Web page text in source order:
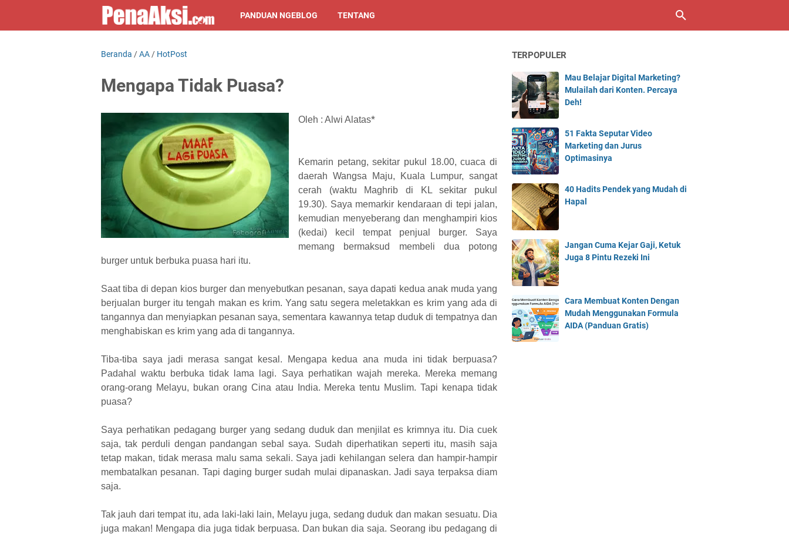
PANDUAN NGEBLOG TENTANG
Beranda /AA / HotPost
Mengapa Tidak Puasa?
Oleh : Alwi Alatas*
Kemarin petang, sekitar pukul 18.00, cuaca di
daerah Wangsa Maju, Kuala Lumpur, sangat
cerah (waktu Maghrib di KL sekitar pukul
19.30). Saya memarkir kendaraan di tepi jalan,
kemudian menyeberang dan menghampiri kios
(kedai) kecil tempat penjual burger. Saya
memang bermaksud membeli dua potong
burger untuk berbuka puasa hari itu.
Saat tiba di depan kios burger dan menyebutkan pesanan, saya dapati kedua anak muda yang
berjualan burger itu tengah makan es krim. Yang satu segera meletakkan es krim yang ada di
tangannya dan menyiapkan pesanan saya, sementara kawannya tetap duduk di tempatnya dan
menghabiskan es krim yang ada di tangannya.
Tiba-tiba saya jadi merasa sangat kesal. Mengapa kedua ana muda ini tidak berpuasa?
Padahal waktu berbuka tidak lama lagi. Saya perhatikan wajah mereka. Mereka memang
orang-orang Melayu, bukan orang Cina atau India. Mereka tentu Muslim. Tapi kenapa tidak
puasa?
Saya perhatikan pedagang burger yang sedang duduk dan menjilat es krimnya itu. Dia cuek
saja, tak perduli dengan pandangan sebal saya. Sudah diperhatikan seperti itu, masih saja
tetap makan, tidak merasa malu sama sekali. Saya jadi kehilangan selera dan hampir-hampir
membatalkan pesanan. Tapi daging burger sudah mulai dipanaskan. Jadi saya terpaksa diam
saja.
Tak jauh dari tempat itu, ada laki-laki lain, Melayu juga, sedang duduk dan makan sesuatu. Dia
juga makan! Mengapa dia juga tidak berpuasa. Dan bukan dia saja. Seorang ibu pedagang di
TERPOPULER
Mau Belajar Digital Marketing?
Mulailah dari Konten. Percaya
Deh!
51 Fakta Seputar Video
Marketing dan Jurus
Optimasinya
40 Hadits Pendek yang Mudah di
Hapal
Jangan Cuma Kejar Gaji, Ketuk
Juga 8 Pintu Rezeki Ini
Cara Membuat Konten Dengan
Mudah Menggunakan Formula
AIDA (Panduan Gratis)